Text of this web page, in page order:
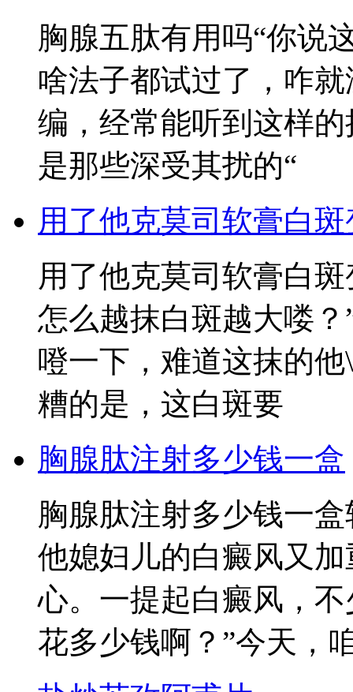
胸腺五肽有用吗“你说
啥法子都试过了，咋
编，经常能听到这样
是那些深受其扰的“
用了他克莫司软膏白
用了他克莫司软膏白
怎么越抹白斑越大喽
噔一下，难道这抹的
糟的是，这白斑要
胸腺肽注射多少钱一盒
胸腺肽注射多少钱一
他媳妇儿的白癜风又
心。一提起白癜风，
花多少钱啊？”今天，